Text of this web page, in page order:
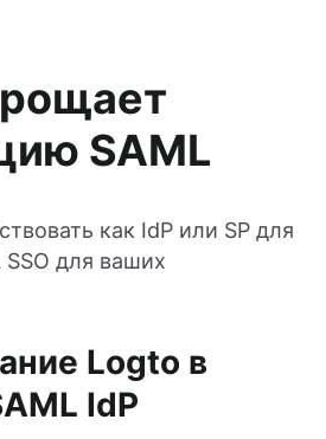
SAML
как IdP или SP для
для ваших
Logto в
IdP